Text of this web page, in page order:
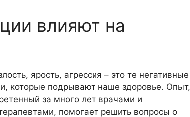
влияют на
ярость, агрессия – это те негативные
которые подрывают наше здоровье. Опыт,
за много лет врачами и
помогает решить вопросы о